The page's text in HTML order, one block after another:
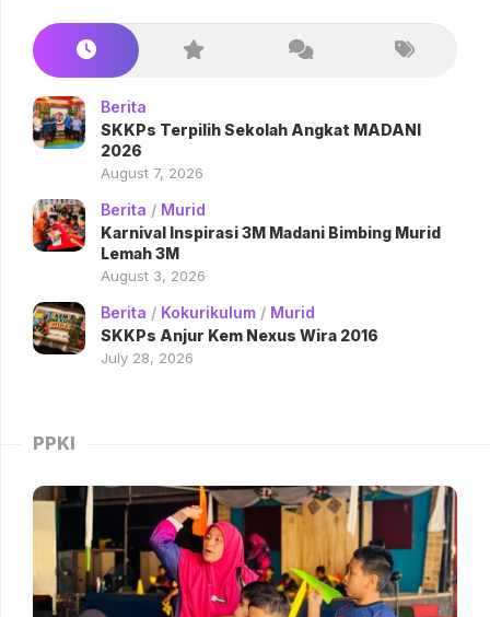
Berita
SKKPs Terpilih Sekolah Angkat MADANI
2026
August 7, 2026
Berita / Murid
Karnival Inspirasi 3M Madani Bimbing Murid
Lemah 3M
August 3, 2026
Berita / Kokurikulum / Murid
SKKPs Anjur Kem Nexus Wira 2016
July 28, 2026
PPKI